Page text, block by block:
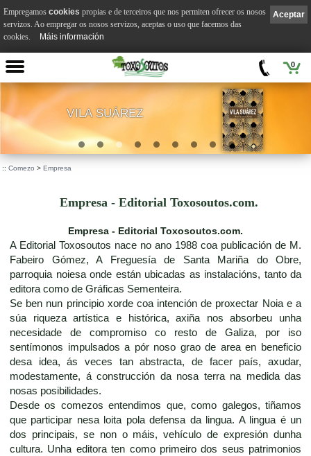
0
VILA SUÁREZ
:: Comezo > Empresa
Empresa - Editorial Toxosoutos.com.
Empresa - Editorial Toxosoutos.com.
A Editorial Toxosoutos nace no ano 1988 coa publicación de M.
Fabeiro Gómez, A Freguesía de Santa Mariña do Obre,
parroquia noiesa onde están ubicadas as instalacións, tanto da
editora como de Gráficas Sementeira.
Se ben nun principio xorde coa intención de proxectar Noia e a
súa riqueza artística e histórica, axiña nos absorbeu unha
necesidade de compromiso co resto de Galiza, por iso
sentímonos impulsados a pór noso grao de area en beneficio
desa idea, ás veces tan abstracta, de facer país, axudar,
modestamente, á construcción da nosa terra na medida das
nosas posibilidades.
Desde os comezos entendimos que, como galegos, tiñamos
que participar nesa loita pola defensa da lingua. A lingua é un
dos principais, se non o máis, vehículo de expresión dunha
cultura. Unha editora ten como primeiro dos seus patrimonios
Aceptar
Empregamos cookies propias e de terceiros que nos permiten ofrecer os nosos
servizos. Ao empregar os nosos servizos, aceptas o uso que facemos das
cookies.
Máis información